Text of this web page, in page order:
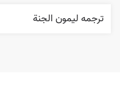
ترجمه ليمون الجنة